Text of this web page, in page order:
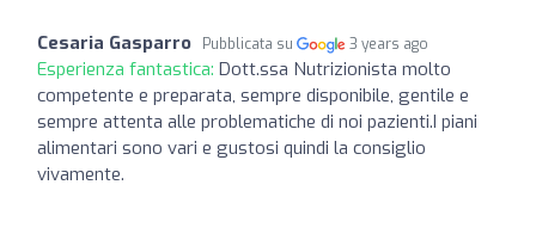
Cesaria Gasparro Pubblicata su 3 years ago
Esperienza fantastica: Dott.ssa Nutrizionista molto
competente e preparata, sempre disponibile, gentile e
sempre attenta alle problematiche di noi pazienti.I piani
alimentari sono vari e gustosi quindi la consiglio
vivamente.